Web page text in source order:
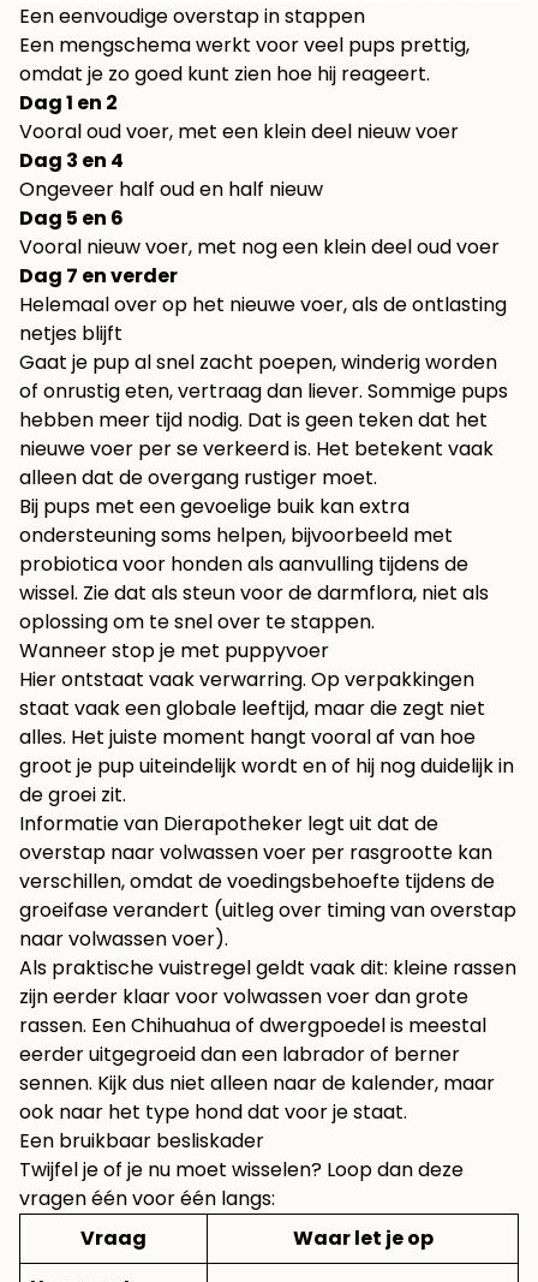
Een eenvoudige overstap in stappen
Een mengschema werkt voor veel pups prettig,
omdat je zo goed kunt zien hoe hij reageert.
Dag 1 en 2
Vooral oud voer, met een klein deel nieuw voer
Dag 3 en 4
Ongeveer half oud en half nieuw
Dag 5 en 6
Vooral nieuw voer, met nog een klein deel oud voer
Dag 7 en verder
Helemaal over op het nieuwe voer, als de ontlasting
netjes blijft
Gaat je pup al snel zacht poepen, winderig worden
of onrustig eten, vertraag dan liever. Sommige pups
hebben meer tijd nodig. Dat is geen teken dat het
nieuwe voer per se verkeerd is. Het betekent vaak
alleen dat de overgang rustiger moet.
Bij pups met een gevoelige buik kan extra
ondersteuning soms helpen, bijvoorbeeld met
probiotica voor hondenals aanvulling tijdens de
wissel. Zie dat als steun voor de darmflora, niet als
oplossing om te snel over te stappen.
Wanneer stop je met puppyvoer
Hier ontstaat vaak verwarring. Op verpakkingen
staat vaak een globale leeftijd, maar die zegt niet
alles. Het juiste moment hangt vooral af van hoe
groot je pup uiteindelijk wordt en of hij nog duidelijk in
de groei zit.
Informatie van Dierapotheker legt uit dat de
overstap naar volwassen voer per rasgrootte kan
verschillen, omdat de voedingsbehoefte tijdens de
groeifase verandert (uitleg over timing van overstap
naar volwassen voer).
Als praktische vuistregel geldt vaak dit: kleine rassen
zijn eerder klaar voor volwassen voer dan grote
rassen. Een Chihuahua of dwergpoedel is meestal
eerder uitgegroeid dan een labrador of berner
sennen. Kijk dus niet alleen naar de kalender, maar
ook naar het type hond dat voor je staat.
Een bruikbaar besliskader
Twijfel je of je nu moet wisselen? Loop dan deze
vragen één voor één langs:
Vraag
Waar let je op